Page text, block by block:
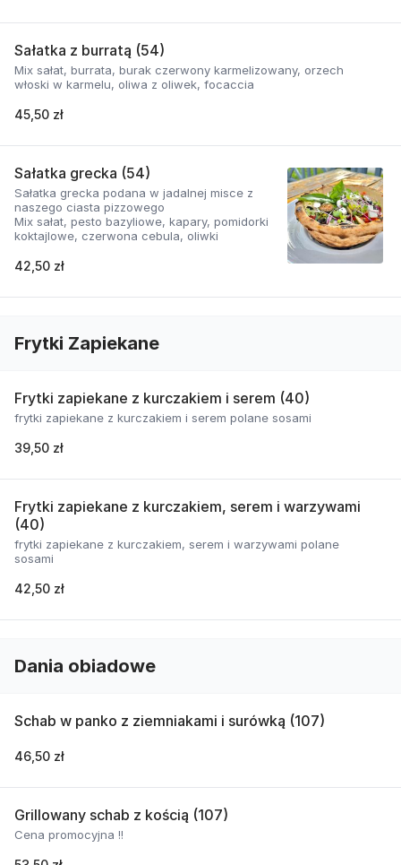
Sałatka z burratą (54)
Mix sałat, burrata, burak czerwony karmelizowany, orzech
włoski w karmelu, oliwa z oliwek, focaccia
45,50 zł
Sałatka grecka (54)
Sałatka grecka podana w jadalnej misce z
naszego ciasta pizzowego
Mix sałat, pesto bazyliowe, kapary, pomidorki
koktajlowe, czerwona cebula, oliwki
42,50 zł
Frytki Zapiekane
Frytki zapiekane z kurczakiem i serem (40)
frytki zapiekane z kurczakiem i serem polane sosami
39,50 zł
Frytki zapiekane z kurczakiem, serem i warzywami
(40)
frytki zapiekane z kurczakiem, serem i warzywami polane
sosami
42,50 zł
Dania obiadowe
Schab w panko z ziemniakami i surówką (107)
46,50 zł
Grillowany schab z kością (107)
Cena promocyjna !!